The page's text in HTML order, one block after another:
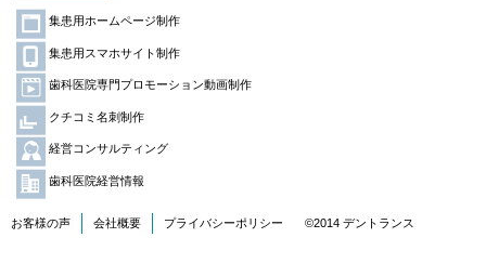
集患用ホームページ制作
集患用スマホサイト制作
歯科医院専門プロモーション動画制作
クチコミ名刺制作
経営コンサルティング
歯科医院経営情報
お客様の声 会社概要 プライバシーポリシー ©2014 デントランス